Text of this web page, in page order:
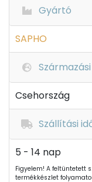
Gyártó
SAPHO
Csehország
Szállítási
5 - 14 nap
Figyelem! A feltüntetett
termékkészlet